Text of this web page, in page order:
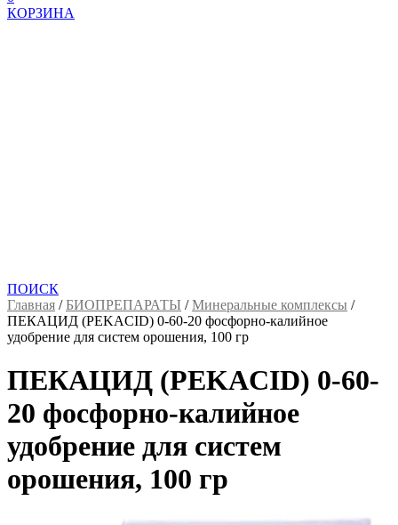
КОРЗИНА
ПОИСК
Главная /БИОПРЕПАРАТЫ /Минеральные комплексы /
ПЕКАЦИД (PEKACID) 0-60-20 фосфорно-калийное
удобрение для систем орошения, 100 гр
ПЕКАЦИД (PEKACID) 0-60-
20 фосфорно-калийное
удобрение для систем
орошения, 100 гр